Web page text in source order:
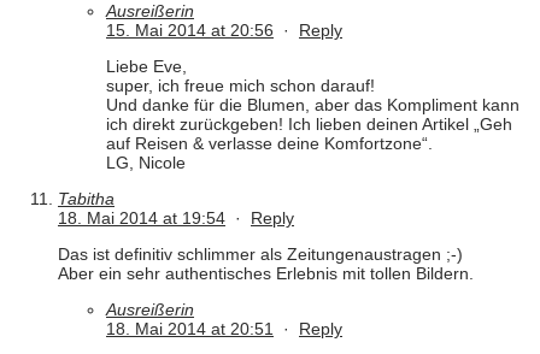
Ausreißerin
15. Mai 2014 at 20:56 · Reply
Liebe Eve,
super, ich freue mich schon darauf!
Und danke für die Blumen, aber das Kompliment kann
ich direkt zurückgeben! Ich lieben deinen Artikel „Geh
auf Reisen & verlasse deine Komfortzone“.
LG, Nicole
Tabitha
18. Mai 2014 at 19:54 · Reply
Das ist definitiv schlimmer als Zeitungenaustragen ;-)
Aber ein sehr authentisches Erlebnis mit tollen Bildern.
Ausreißerin
18. Mai 2014 at 20:51 · Reply